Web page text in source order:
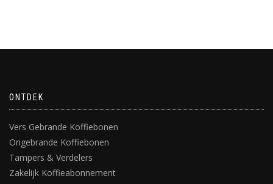
ONTDEK
Vers Gebrande Koffiebonen
Ongebrande Koffiebonen
Tampers & Verdelers
Zakelijk Koffieabonnement